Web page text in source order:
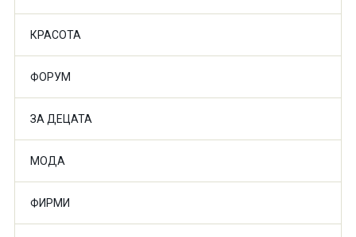
КРАСОТА
ФОРУМ
ЗА ДЕЦАТА
МОДА
ФИРМИ